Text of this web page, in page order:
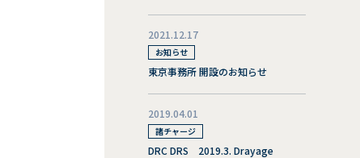
2021.12.17
お知らせ
東京事務所 開設のお知らせ
2019.04.01
諸チャージ
DRC DRS 2019.3. Drayage